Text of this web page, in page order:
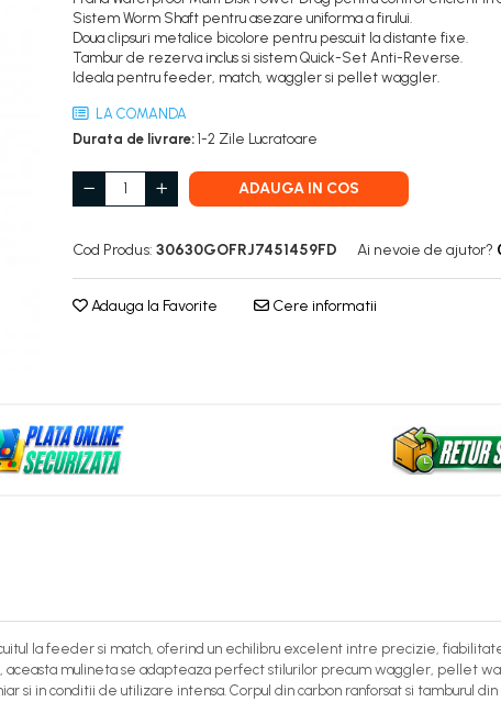
Sistem Worm Shaft pentru asezare uniforma a firului.
Doua clipsuri metalice bicolore pentru pescuit la distante fixe.
Tambur de rezerva inclus si sistem Quick-Set Anti-Reverse.
Ideala pentru feeder, match, waggler si pellet waggler.
LA COMANDA
Durata de livrare: 1-2 Zile Lucratoare
ADAUGA IN COS
Cod Produs: 30630GOFRJ7451459FD Ai nevoie de ajutor?
Adauga la Favorite Cere informatii
la feeder si match, oferind un echilibru excelent intre precizie,
mulineta se adapteaza perfect stilurilor precum waggler, pellet
si in conditii de utilizare intensa. Corpul din carbon ranforsat si tamburul